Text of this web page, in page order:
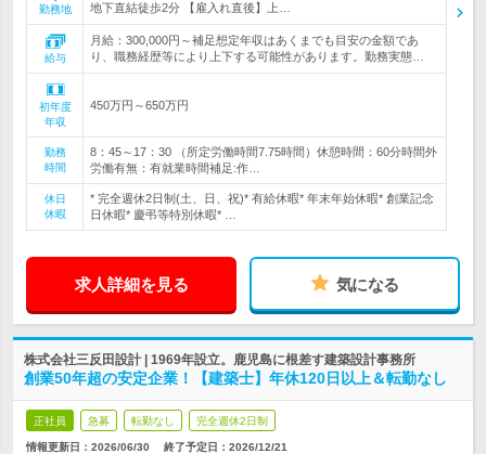
勤務地
地下直結徒歩2分 【雇入れ直後】上…
給与
月給：300,000円～補足想定年収はあくまでも目安の金額であ
り、職務経歴等により上下する可能性があります。勤務実態…
初年度
年収
450万円～650万円
勤務
時間
8：45～17：30 （所定労働時間7.75時間）休憩時間：60分時間外
労働有無：有就業時間補足:作…
休日
休暇
* 完全週休2日制(土、日、祝)* 有給休暇* 年末年始休暇* 創業記念
日休暇* 慶弔等特別休暇* …
求人詳細を見る 気になる
株式会社三反田設計 | 1969年設立。鹿児島に根差す建築設計事務所
創業50年超の安定企業！【建築士】年休120日以上＆転勤なし
正社員 急募 転勤なし 完全週休2日制
情報更新日：2026/06/30 終了予定日： 2026/12/21